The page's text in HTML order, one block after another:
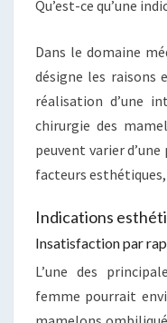
Qu’est-ce qu’une
Dans le domaine
désigne les
réalisation d’une
chirurgie des
peuvent varier
facteurs
Indications
Insatisfaction par
L’une des
femme pourrait